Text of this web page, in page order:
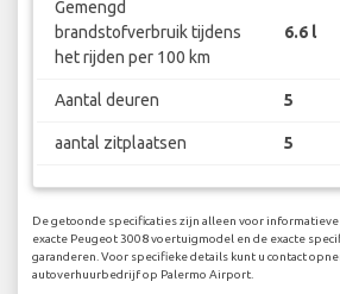
Gemengd
brandstofverbruik tijdens
het rijden per 100 km
6.6 l
Aantal deuren 5
aantal zitplaatsen 5
De getoonde specificaties zijn alleen voor
exacte Peugeot 3008 voertuigmodel en de exacte
garanderen. Voor specifieke details kunt u contact
autoverhuurbedrijf op Palermo Airport.